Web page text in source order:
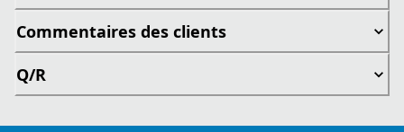
Commentaires des clients
Q/R